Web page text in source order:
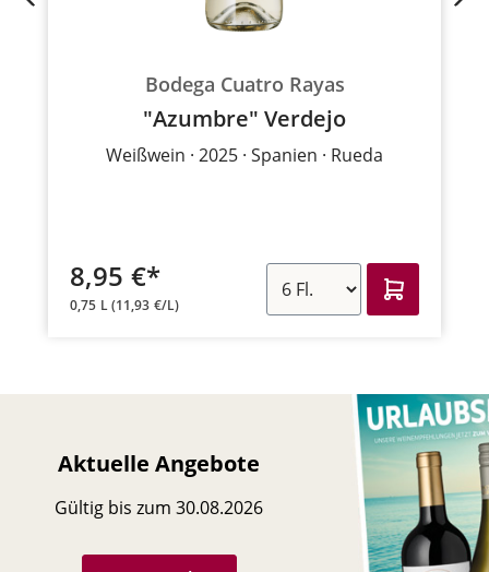
Bodega Cuatro Rayas
"Azumbre" Verdejo
Weißwein 2025 Spanien Rueda
8,95 €*
0,75 L(11,93 €/L)
Aktuelle Angebote
Gültig bis zum 30.08.2026